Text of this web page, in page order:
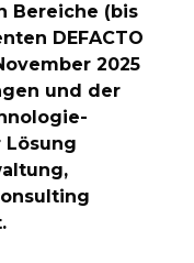
Bereiche (bis
DEFACTO
2025
und der